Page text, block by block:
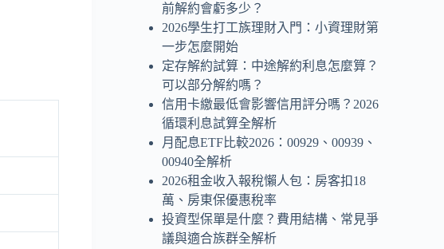
前解約會虧多少？
2026學生打工族理財入門：小資理財第
一步怎麼開始
定存解約試算：中途解約利息怎麼算？
可以部分解約嗎？
信用卡繳最低會影響信用評分嗎？2026
循環利息試算全解析
月配息ETF比較2026：00929、00939、
00940全解析
2026租金收入報稅懶人包：房客扣18
萬、房東保優惠稅率
投資型保單是什麼？費用結構、常見爭
議與適合族群全解析